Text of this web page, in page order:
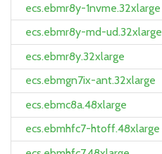
ecs.ebmr8y-1nvme.32xlarge
ecs.ebmr8y-md-ud.32xlarge
ecs.ebmr8y.32xlarge
ecs.ebmgn7ix-ant.32xlarge
ecs.ebmc8a.48xlarge
ecs.ebmhfc7-htoff.48xlarge